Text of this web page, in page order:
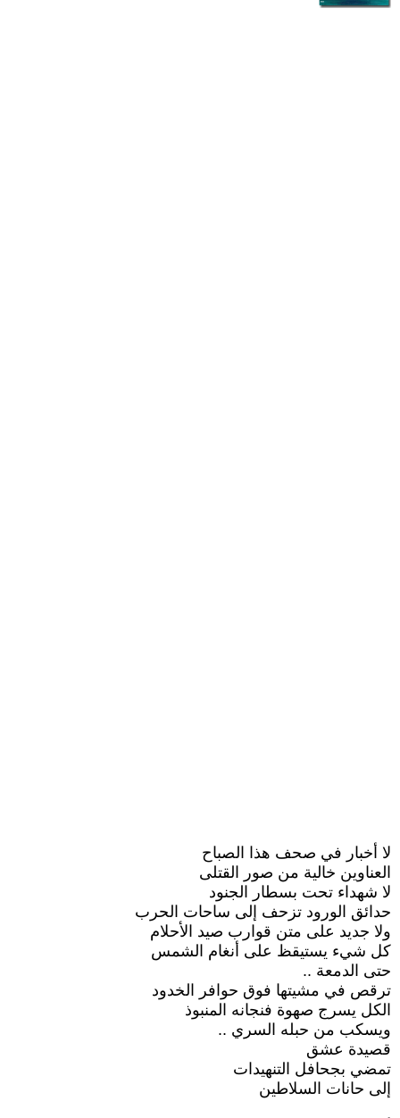
لا أخبار في صحف هذا الصباح
العناوين خالية من صور القتلى
لا شهداء تحت بسطار الجنود
حدائق الورود تزحف إلى ساحات الحرب
ولا جديد على متن قوارب صيد الأحلام
كل شيء يستيقظ على أنغام الشمس
حتى الدمعة ..
ترقص في مشيتها فوق حوافر الخدود
الكل يسرج صهوة فنجانه المنبوذ
ويسكب من حبله السري ..
قصيدة عشق
تمضي بجحافل التنهيدات
إلى حانات السلاطين